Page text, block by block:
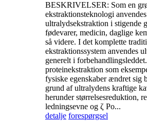
BESKRIVELSER: Som en
ekstraktionsteknologi anvendes
ultralydsekstraktion i stigende
fødevarer, medicin, daglige
så videre. I det komplette
ekstraktionssystem anvendes
generelt i
proteinekstraktion som
fysiske egenskaber ændret sig
grund af ultralydens kraftige
herunder størrelsesreduktion,
ledningsevne og ζ Po...
detalje forespørgsel